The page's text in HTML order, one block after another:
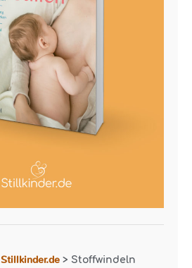
Stillkinder.de> Stoffwindeln